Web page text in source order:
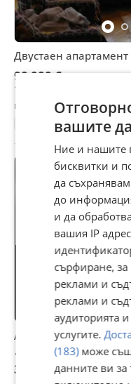
Двустаен апартамент
90 000 €
176 024,70 лв
гр. Асеновград, Пловдив,
ет. 1 1982
Апартамент от
187 200 €
366 131,38 лв
вашите
Ние и нашите
бисквитки и
да
до
и да
вашия IP
сърфиране,
реклами и
реклами и
аудиторията
услугите.
(183)може
данните ви за